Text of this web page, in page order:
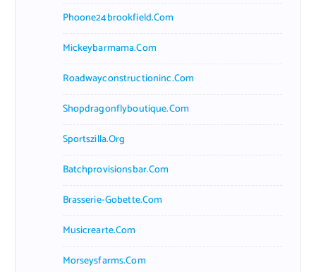
Phoone24brookfield.com
Mickeybarmama.com
Roadwayconstructioninc.com
Shopdragonflyboutique.com
Sportszilla.org
Batchprovisionsbar.com
Brasserie-Gobette.com
Musicrearte.com
Morseysfarms.com